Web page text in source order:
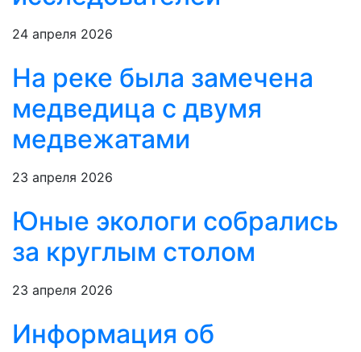
24 апреля 2026
На реке была замечена
медведица с двумя
медвежатами
23 апреля 2026
Юные экологи собрались
за круглым столом
23 апреля 2026
Информация об